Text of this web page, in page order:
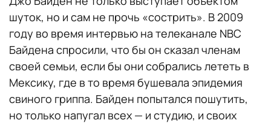
шуток, но и сам не прочь «сострить». В 2009
году во время интервью на телеканале NBC
Байдена спросили, что бы он сказал членам
своей семьи, если бы они собрались лететь в
Мексику, где в то время бушевала эпидемия
свиного гриппа. Байден попытался пошутить,
но только напугал всех — и студию, и своих